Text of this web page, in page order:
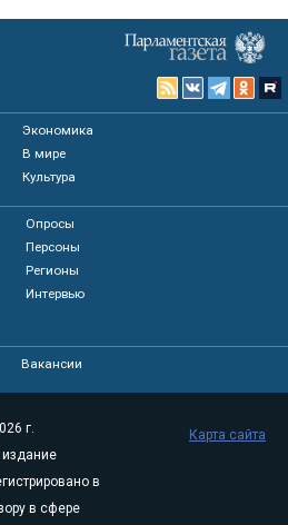
Экономика
В мире
Культура
Опросы
Персоны
Регионы
Интервью
Вакансии
г.
издание
в
в сфере
Карта сайта